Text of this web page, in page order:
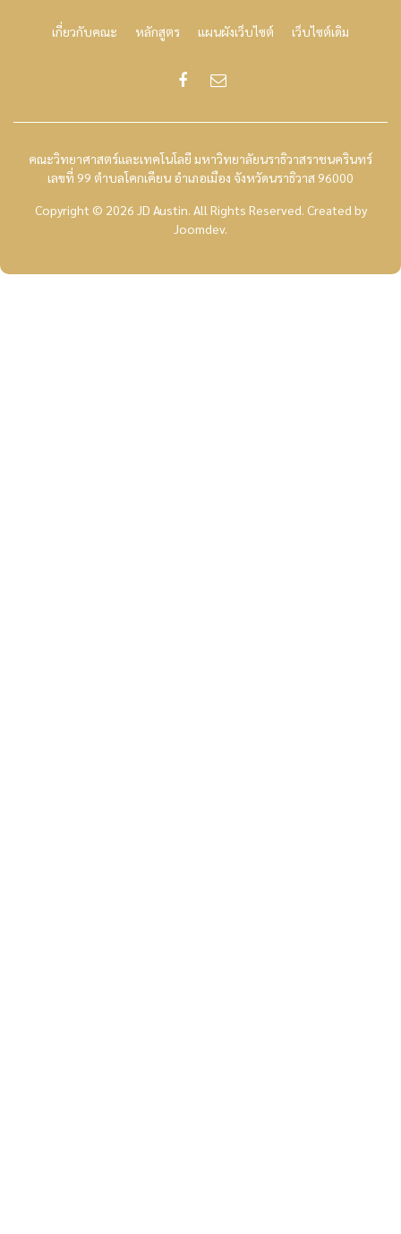
เกี่ยวกับคณะ หลักสูตร แผนผังเว็บไซต์ เว็บไซต์เดิม
คณะวิทยาศาสตร์และเทคโนโลยี มหาวิทยาลัยนราธิวาสราชนครินทร์
เลขที่ 99 ตำบลโคกเคียน อำเภอเมือง จังหวัดนราธิวาส 96000
Copyright © 2026 JD Austin. All Rights Reserved. Created by
Joomdev.